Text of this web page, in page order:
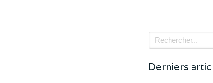
Rechercher
Derniers